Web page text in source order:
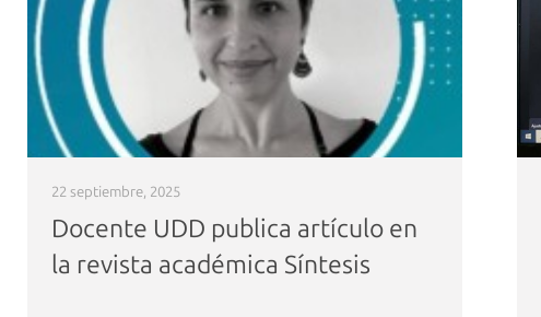
22 septiembre, 2025
Docente UDD publica artículo en
la revista académica Síntesis